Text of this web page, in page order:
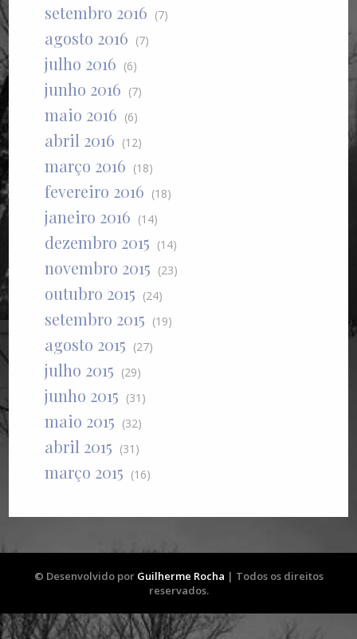
setembro 2016 (7)
agosto 2016 (7)
julho 2016 (6)
junho 2016 (7)
maio 2016 (6)
abril 2016 (12)
março 2016 (18)
fevereiro 2016 (18)
janeiro 2016 (14)
dezembro 2015 (14)
novembro 2015 (23)
outubro 2015 (24)
setembro 2015 (19)
agosto 2015 (27)
julho 2015 (29)
junho 2015 (31)
maio 2015 (32)
abril 2015 (31)
março 2015 (16)
© Desenvolvido por Guilherme Rocha | Todos os direitos
reservados.